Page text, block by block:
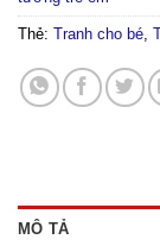
Thẻ: Tranh cho bé,
MÔ TẢ